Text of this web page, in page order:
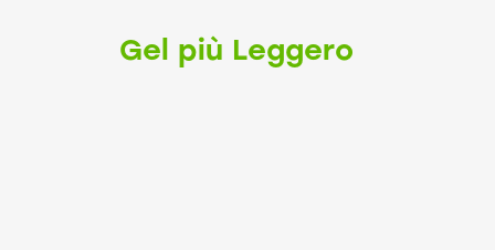
Gel più Leggero